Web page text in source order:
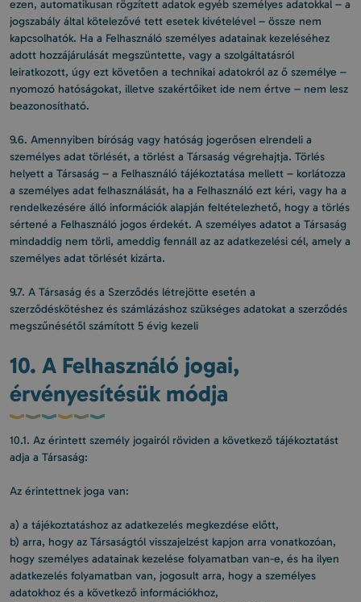
ezen, automatikusan rögzített adatok egyéb személyes adatokkal – a
jogszabály által kötelezővé tett esetek kivételével – össze nem
kapcsolhatók. Ha a Felhasználó személyes adatainak kezeléséhez
adott hozzájárulását megszüntette, vagy a szolgáltatásról
leiratkozott, úgy ezt követően a technikai adatokról az ő személye –
nyomozó hatóságokat, illetve szakértőiket ide nem értve – nem lesz
beazonosítható.
9.6. Amennyiben bíróság vagy hatóság jogerősen elrendeli a
személyes adat törlését, a törlést a Társaság végrehajtja. Törlés
helyett a Társaság – a Felhasználó tájékoztatása mellett – korlátozza
a személyes adat felhasználását, ha a Felhasználó ezt kéri, vagy ha a
rendelkezésére álló információk alapján feltételezhető, hogy a törlés
sértené a Felhasználó jogos érdekét. A személyes adatot a Társaság
mindaddig nem törli, ameddig fennáll az az adatkezelési cél, amely a
személyes adat törlését kizárta.
9.7. A Társaság és a Szerződés létrejötte esetén a
szerződéskötéshez és számlázáshoz szükséges adatokat a szerződés
megszűnésétől számított 5 évig kezeli
10. A Felhasználó jogai,
érvényesítésük módja
10.1. Az érintett személy jogairól röviden a következő tájékoztatást
adja a Társaság:
Az érintettnek joga van:
a) a tájékoztatáshoz az adatkezelés megkezdése előtt,
b) arra, hogy az Társaságtól visszajelzést kapjon arra vonatkozóan,
hogy személyes adatainak kezelése folyamatban van-e, és ha ilyen
adatkezelés folyamatban van, jogosult arra, hogy a személyes
adatokhoz és a következő információkhoz,